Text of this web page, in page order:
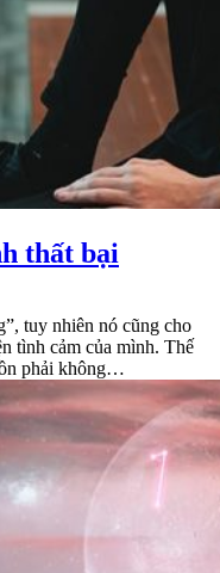
thất bại
tuy nhiên nó cũng cho
tình cảm của mình. Thế
phải không…